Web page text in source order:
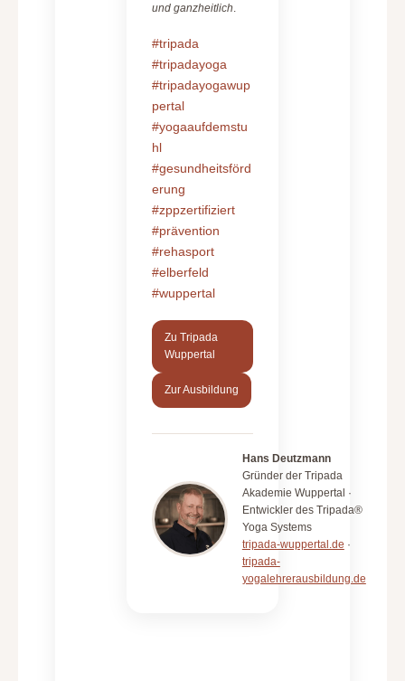
und ganzheitlich
#tripada
#tripadayoga
#tripadayogawup
pertal
#yogaaufdemstu
hl
#gesundheitsförd
erung
#zppzertifiziert
#prävention
#rehasport
#elberfeld
#wuppertal
Zu Tripada
Wuppertal
Zur Ausbildung
Hans Deutzmann
Gründer der Tripada
Akademie Wuppertal ·
Entwickler des Tripada®
Yoga Systems
tripada-wuppertal.de ·
tripada-
yogalehrerausbildung.de